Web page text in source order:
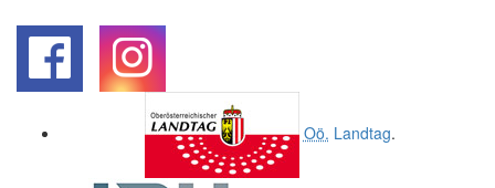
Oö. Landtag.